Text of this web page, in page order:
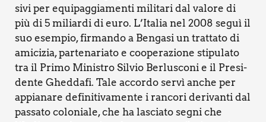
si­vi per equi­pag­gia­men­ti mili­ta­ri dal valo­re di
più di 5 miliar­di di euro. L’Italia nel 2008 seguì il
suo esem­pio, fir­man­do a Ben­ga­si un trat­ta­to di
ami­ci­zia, par­te­na­ria­to e coo­pe­ra­zio­ne sti­pu­la­to
tra il Pri­mo Mini­stro Sil­vio Ber­lu­sco­ni e il Pre­si­
den­te Ghed­da­fi. Tale accor­do ser­vì anche per
appia­na­re defi­ni­ti­va­men­te i ran­co­ri deri­van­ti dal
pas­sa­to colo­nia­le, che ha lascia­to segni che